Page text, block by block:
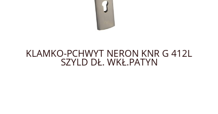
KLAMKO-PCHWYT NERON KNR G 412L
SZYLD DŁ. WKŁ.PATYN